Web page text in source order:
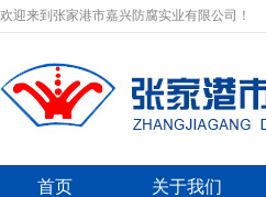
欢迎来到张家港市嘉兴防腐实业有限公司！
首页 关于我们